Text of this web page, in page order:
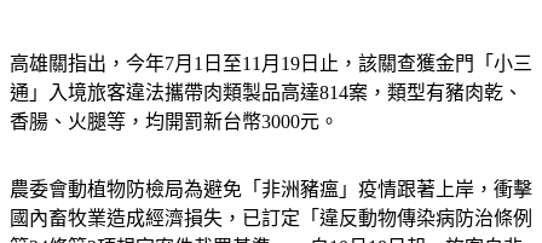
高雄關指出，今年7月1日至11月19日止，該關查獲金門「小三
通」入境旅客違法攜帶肉類製品高達814案，類型有豬肉乾、
香腸、火腿等，均開罰新台幣3000元。
農委會動植物防檢局為避免「非洲豬瘟」疫情跟著上岸，衝擊
國內畜牧業造成經濟損失，已訂定「違反動物傳染病防治條例